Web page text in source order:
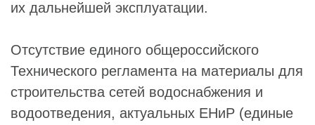
их дальнейшей эксплуатации.
Отсутствие единого общероссийского
Технического регламента на материалы для
строительства сетей водоснабжения и
водоотведения, актуальных ЕНиР (единые